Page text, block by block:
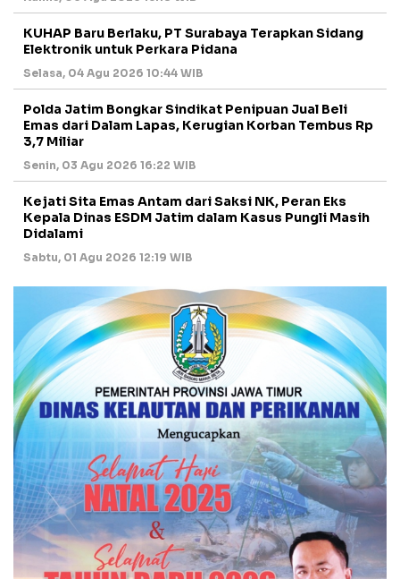
KUHAP Baru Berlaku, PT Surabaya Terapkan Sidang
Elektronik untuk Perkara Pidana
Selasa, 04 Agu 2026 10:44 WIB
Polda Jatim Bongkar Sindikat Penipuan Jual Beli
Emas dari Dalam Lapas, Kerugian Korban Tembus Rp
3,7 Miliar
Senin, 03 Agu 2026 16:22 WIB
Kejati Sita Emas Antam dari Saksi NK, Peran Eks
Kepala Dinas ESDM Jatim dalam Kasus Pungli Masih
Didalami
Sabtu, 01 Agu 2026 12:19 WIB